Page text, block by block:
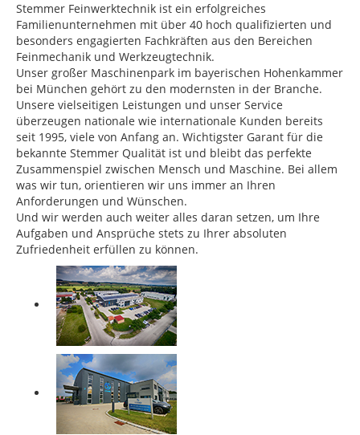
Stemmer Feinwerktechnik ist ein erfolgreiches
Familienunternehmen mit über 40 hoch qualifizierten und
besonders engagierten Fachkräften aus den Bereichen
Feinmechanik und Werkzeugtechnik.
Unser großer Maschinenpark im bayerischen Hohenkammer
bei München gehört zu den modernsten in der Branche.
Unsere vielseitigen Leistungen und unser Service
überzeugen nationale wie internationale Kunden bereits
seit 1995, viele von Anfang an. Wichtigster Garant für die
bekannte Stemmer Qualität ist und bleibt das perfekte
Zusammenspiel zwischen Mensch und Maschine. Bei allem
was wir tun, orientieren wir uns immer an Ihren
Anforderungen und Wünschen.
Und wir werden auch weiter alles daran setzen, um Ihre
Aufgaben und Ansprüche stets zu Ihrer absoluten
Zufriedenheit erfüllen zu können.